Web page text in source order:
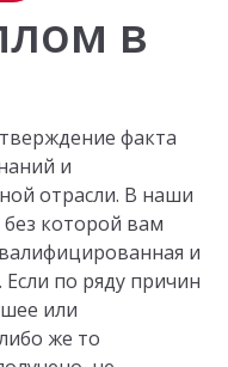
в
факта
и
отрасли. В наши
которой вам
и
по ряду причин
или
же то